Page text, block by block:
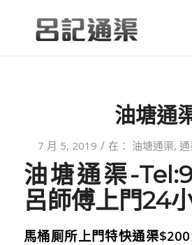
油塘通
7 月 5, 2019 / 在： 油塘通渠,
油塘通渠-
呂師傅上門24
馬桶厠所上門特快通渠